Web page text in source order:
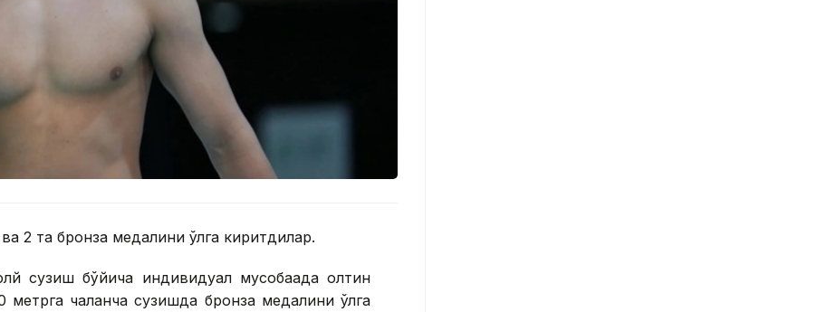
2 та бронза медалини қўлга киритдилар.
сузиш бўйича индивидуал мусобақада олтин
чалқанча сузишда бронза медалини қўлга